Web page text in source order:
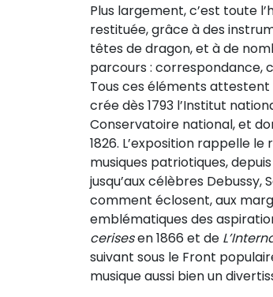
Plus largement, c’est toute
restituée, grâce à des
têtes de dragon, et à de
parcours : correspondance,
Tous ces éléments attestent
crée dès 1793 l’Institut
Conservatoire national, et
1826. L’exposition rappelle
musiques patriotiques,
jusqu’aux célèbres
comment éclosent, aux
emblématiques des
cerisesen 1866 et de
suivant sous le Front
musique aussi bien un